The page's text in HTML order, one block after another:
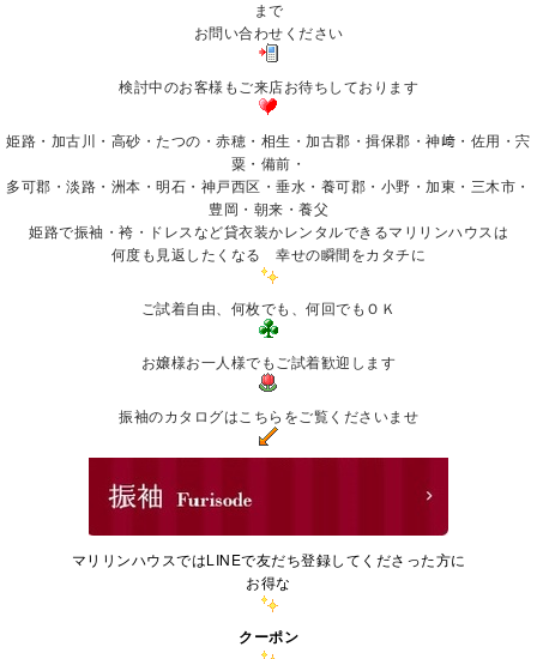
まで
お問い合わせください
検討中のお客様もご来店お待ちしております
姫路・加古川・高砂・たつの・赤穂・相生・加古郡・揖保郡・神﨑・佐用・宍
粟・備前・
多可郡・淡路・洲本・明石・神戸西区・垂水・養可郡・小野・加東・三木市・
豊岡・朝来・養父
姫路で振袖・袴・ドレスなど貸衣装かレンタルできるマリリンハウスは
何度も見返したくなる 幸せの瞬間をカタチに
ご試着自由、何枚でも、何回でもＯＫ
お嬢様お一人様でもご試着歓迎します
振袖のカタログはこちらをご覧くださいませ
マリリンハウスではLINEで友だち登録してくださった方に
お得な
クーポン